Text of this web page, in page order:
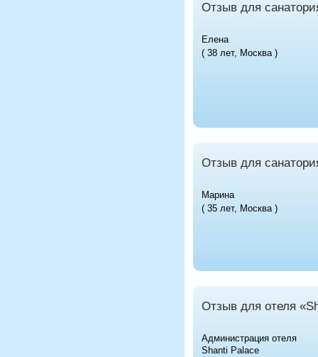
Отзыв для
Елена
( 38 лет, Москва )
Отзыв для
Марина
( 35 лет, Москва )
Отзыв для отеля
Администрация отеля
Shanti Palace